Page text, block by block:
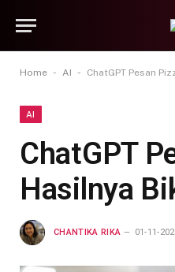
Home - AI - ChatGPT Pesan
AI
ChatGPT
Hasilnya
CHANTIKA RIKA 01-11-